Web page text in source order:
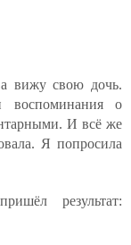
вижу свою дочь.
о
И всё же
Я попросила
результат: